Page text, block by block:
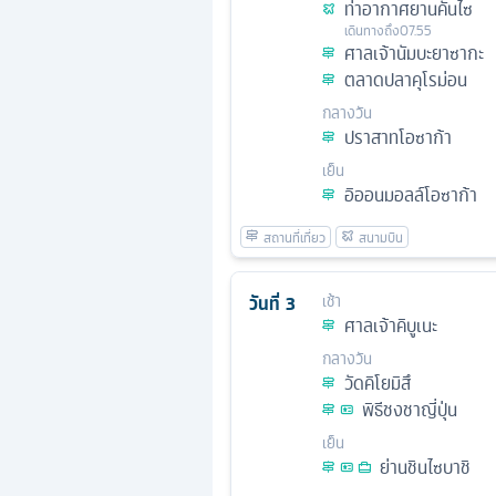
ท่าอากาศยานคันไซ
เดินทางถึง07.55
ศาลเจ้านัมบะยาซากะ
ตลาดปลาคุโรม่อน
กลางวัน
ปราสาทโอซาก้า
เย็น
อิออนมอลล์โอซาก้า
วันที่ 3 เช้า
ศาลเจ้าคิบูเนะ
กลางวัน
วัดคิโยมิสึ
พิธีชงชาญี่ปุ่น
เย็น
ย่านชินไซบาชิ